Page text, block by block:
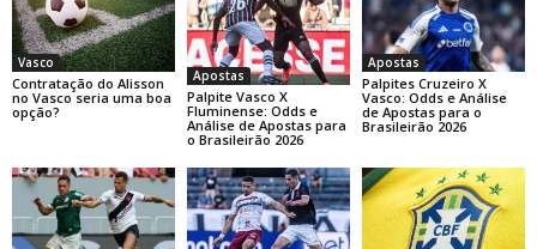
Vasco
Contratação do Alisson
no Vasco seria uma boa
opção?
Apostas
Palpite Vasco X
Fluminense: Odds e
Análise de Apostas para
o Brasileirão 2026
Apostas
Palpites Cruzeiro X
Vasco: Odds e Análise
de Apostas para o
Brasileirão 2026